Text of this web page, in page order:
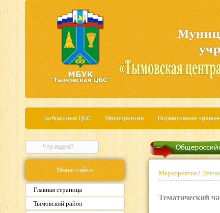
Библиотеки ЦБС Мероприятия Нормативные
Меню сайта
Главная страница
Тымовский район
Мероприятия /
Тематический